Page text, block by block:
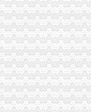
星关区光
.doc下载-支持高
公司关于公司现
-家居装修互动问答
记】-上海赶集网
施意见-法规
施意见_互动